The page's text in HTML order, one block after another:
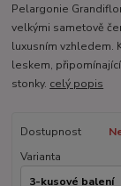
Pelargonie
velkými sametově
luxusním vzhledem.
leskem,
stonky. celý popis
Dostupnost
Varianta